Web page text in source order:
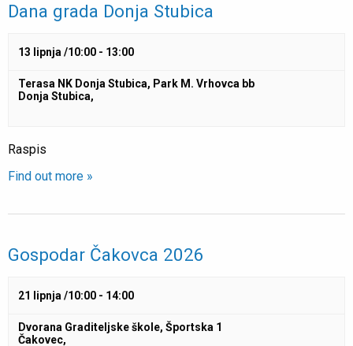
Dana grada Donja Stubica
13 lipnja /10:00 - 13:00
Terasa NK Donja Stubica, Park M. Vrhovca bb
Donja Stubica,
Raspis
Find out more »
Gospodar Čakovca 2026
21 lipnja /10:00 - 14:00
Dvorana Graditeljske škole, Športska 1
Čakovec,